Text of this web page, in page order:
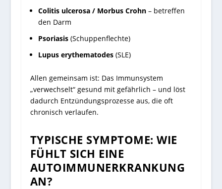
Colitis ulcerosa / Morbus Crohn– betreffen
den Darm
Psoriasis(Schuppenflechte)
Lupus erythematodes(SLE)
Allen gemeinsam ist: Das Immunsystem
„verwechselt“ gesund mit gefährlich – und löst
dadurch Entzündungsprozesse aus, die oft
chronisch verlaufen.
TYPISCHE SYMPTOME: WIE
FÜHLT SICH EINE
AUTOIMMUNERKRANKUNG
AN?